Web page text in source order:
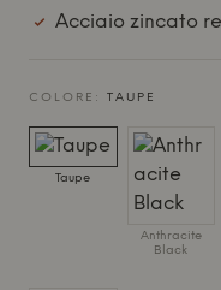
Acciaio zincato
COLORE: TAUPE
Taupe
Anthracite
Black